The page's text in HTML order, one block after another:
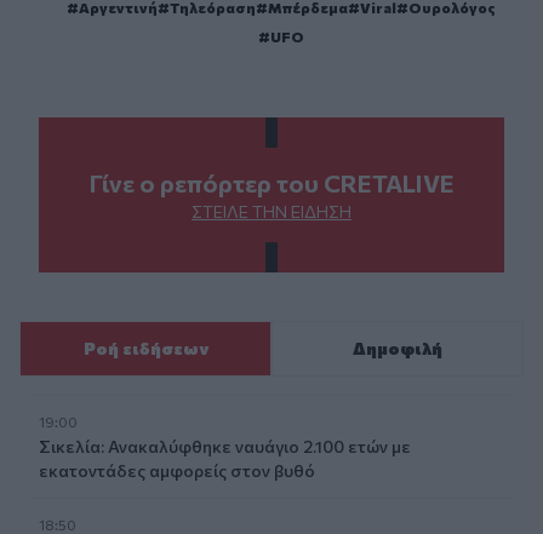
Αργεντινή Τηλεόραση Μπέρδεμα Viral
Ουρολόγος
UFO
Γίνε ο ρεπόρτερ του CRETALIVE
ΣΤΕΊΛΕ ΤΗΝ ΕΊΔΗΣΗ
Ροή ειδήσεων Δημοφιλή
19:00
Σικελία: Ανακαλύφθηκε ναυάγιο 2.100 ετών με
εκατοντάδες αμφορείς στον βυθό
18:50